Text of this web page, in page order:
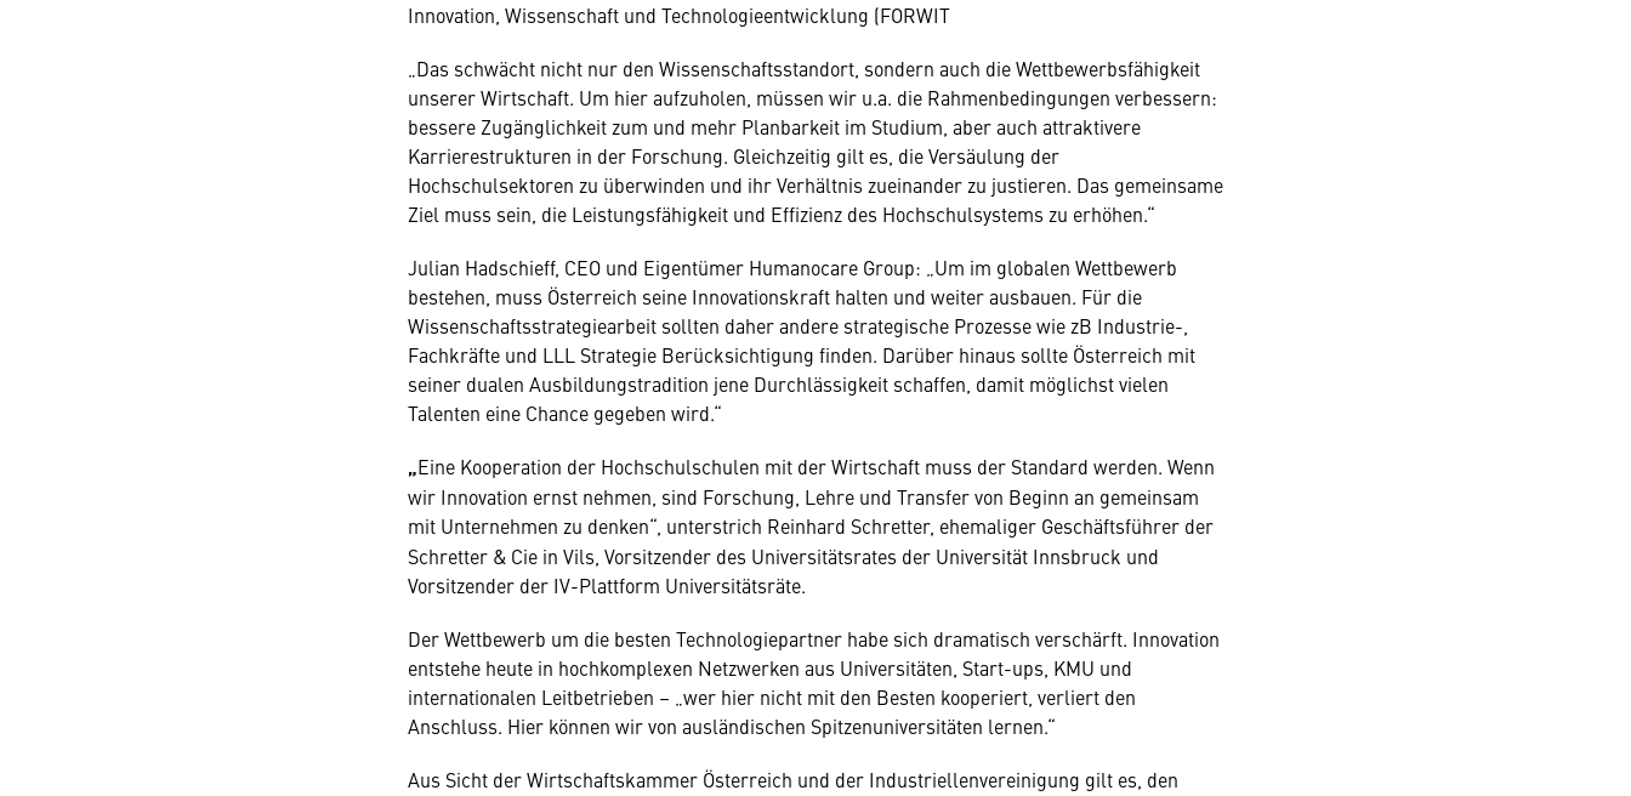
Innovation, Wissenschaft und Technologieentwicklung (FORWIT
„Das schwächt nicht nur den Wissenschaftsstandort, sondern auch die Wettbewerbsfähigkeit
unserer Wirtschaft. Um hier aufzuholen, müssen wir u.a. die Rahmenbedingungen verbessern:
bessere Zugänglichkeit zum und mehr Planbarkeit im Studium, aber auch attraktivere
Karrierestrukturen in der Forschung. Gleichzeitig gilt es, die Versäulung der
Hochschulsektoren zu überwinden und ihr Verhältnis zueinander zu justieren. Das gemeinsame
Ziel muss sein, die Leistungsfähigkeit und Effizienz des Hochschulsystems zu erhöhen.“
Julian Hadschieff, CEO und Eigentümer Humanocare Group: „Um im globalen Wettbewerb
bestehen, muss Österreich seine Innovationskraft halten und weiter ausbauen. Für die
Wissenschaftsstrategiearbeit sollten daher andere strategische Prozesse wie zB Industrie-,
Fachkräfte und LLL Strategie Berücksichtigung finden. Darüber hinaus sollte Österreich mit
seiner dualen Ausbildungstradition jene Durchlässigkeit schaffen, damit möglichst vielen
Talenten eine Chance gegeben wird.“
„Eine Kooperation der Hochschulschulen mit der Wirtschaft muss der Standard werden. Wenn
wir Innovation ernst nehmen, sind Forschung, Lehre und Transfer von Beginn an gemeinsam
mit Unternehmen zu denken“, unterstrich Reinhard Schretter, ehemaliger Geschäftsführer der
Schretter & Cie in Vils, Vorsitzender des Universitätsrates der Universität Innsbruck und
Vorsitzender der IV-Plattform Universitätsräte.
Der Wettbewerb um die besten Technologiepartner habe sich dramatisch verschärft. Innovation
entstehe heute in hochkomplexen Netzwerken aus Universitäten, Start-ups, KMU und
internationalen Leitbetrieben – „wer hier nicht mit den Besten kooperiert, verliert den
Anschluss. Hier können wir von ausländischen Spitzenuniversitäten lernen.“
Aus Sicht der Wirtschaftskammer Österreich und der Industriellenvereinigung gilt es, den